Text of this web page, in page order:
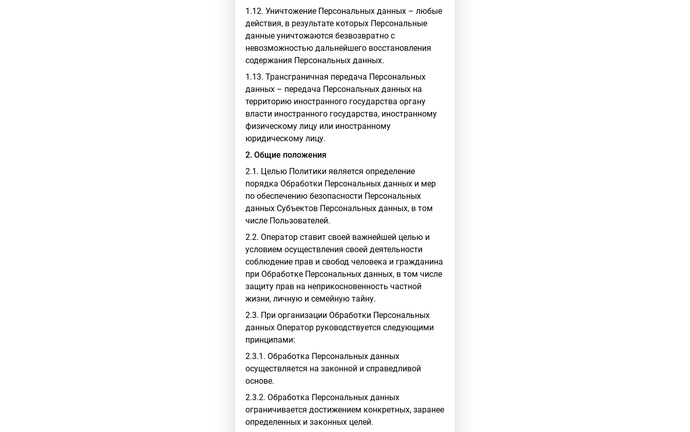
1.12. Уничтожение Персональных данных – любые
действия, в результате которых Персональные
данные уничтожаются безвозвратно с
невозможностью дальнейшего восстановления
содержания Персональных данных.
1.13. Трансграничная передача Персональных
данных – передача Персональных данных на
территорию иностранного государства органу
власти иностранного государства, иностранному
физическому лицу или иностранному
юридическому лицу.
2. Общие положения
2.1. Целью Политики является определение
порядка Обработки Персональных данных и мер
по обеспечению безопасности Персональных
данных Субъектов Персональных данных, в том
числе Пользователей.
2.2. Оператор ставит своей важнейшей целью и
условием осуществления своей деятельности
соблюдение прав и свобод человека и гражданина
при Обработке Персональных данных, в том числе
защиту прав на неприкосновенность частной
жизни, личную и семейную тайну.
2.3. При организации Обработки Персональных
данных Оператор руководствуется следующими
принципами:
2.3.1. Обработка Персональных данных
осуществляется на законной и справедливой
основе.
2.3.2. Обработка Персональных данных
ограничивается достижением конкретных, заранее
определенных и законных целей.